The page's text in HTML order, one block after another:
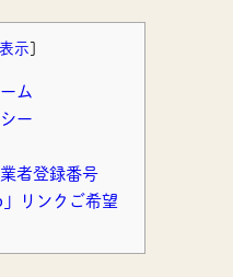
示]
ム
ー
者登録番号
リンクご希望